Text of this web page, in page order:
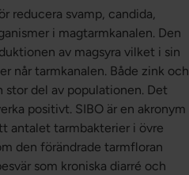
reducera svamp, candida,
i magtarmkanalen. Den
av magsyra vilket i sin
når tarmkanalen. Både zink och
stor del av populationen. Det
positivt. SIBO är en akronym
antalet tarmbakterier i övre
den förändrade tarmfloran
som kroniska diarré och